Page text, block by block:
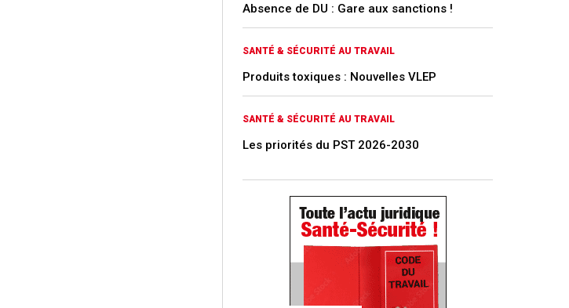
Absence de DU : Gare aux sanctions !
SANTÉ & SÉCURITÉ AU TRAVAIL
Produits toxiques : Nouvelles VLEP
SANTÉ & SÉCURITÉ AU TRAVAIL
Les priorités du PST 2026-2030